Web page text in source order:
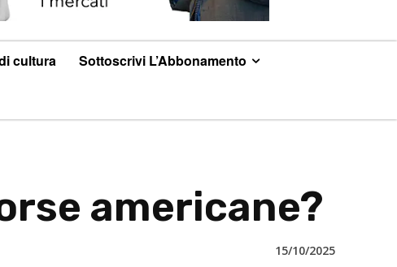
cultura Sottoscrivi L’Abbonamento
americane?
15/10/2025